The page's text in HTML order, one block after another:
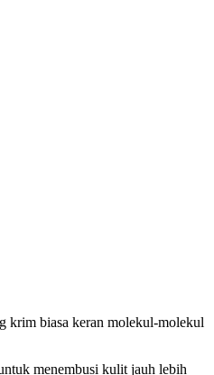
krim biasa keran molekul-molekul
menembusi kulit jauh lebih